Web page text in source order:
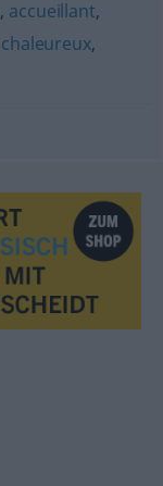
, accueillant,
chaleureux,